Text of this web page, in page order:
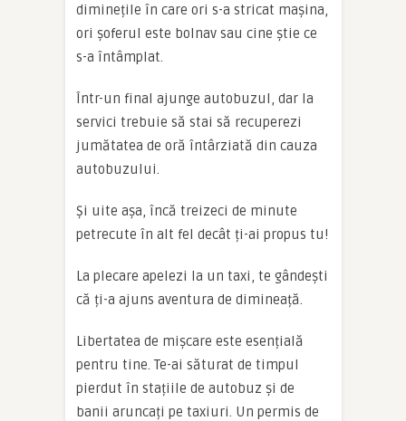
diminețile în care ori s-a stricat mașina,
ori șoferul este bolnav sau cine știe ce
s-a întâmplat.
Într-un final ajunge autobuzul, dar la
servici trebuie să stai să recuperezi
jumătatea de oră întârziată din cauza
autobuzului.
Și uite așa, încă treizeci de minute
petrecute în alt fel decât ți-ai propus tu!
La plecare apelezi la un taxi, te gândești
că ți-a ajuns aventura de dimineață.
Libertatea de mișcare este esențială
pentru tine. Te-ai săturat de timpul
pierdut în stațiile de autobuz și de
banii aruncați pe taxiuri. Un permis de